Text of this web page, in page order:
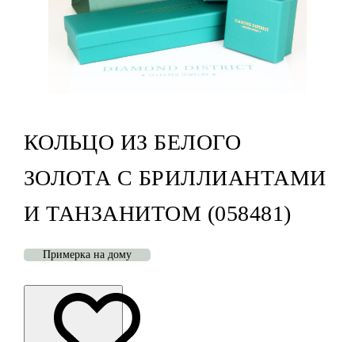
КОЛЬЦО ИЗ БЕЛОГО
ЗОЛОТА С БРИЛЛИАНТАМИ
И ТАНЗАНИТОМ (058481)
Примерка на дому